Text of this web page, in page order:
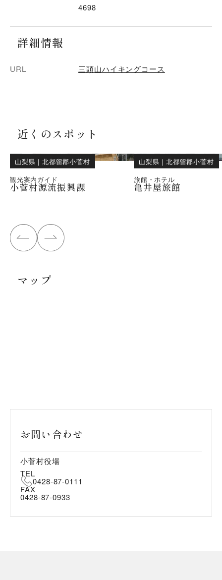
4698
詳細情報
URL 三頭山ハイキングコース
近くのスポット
山梨県 ｜北都留郡小菅村
観光案内ガイド
小菅村源流振興課
山梨県 ｜北都留郡小菅村
旅館・ホテル
亀井屋旅館
マップ
お問い合わせ
小菅村役場
TEL
0428-87-0111
FAX
0428-87-0933